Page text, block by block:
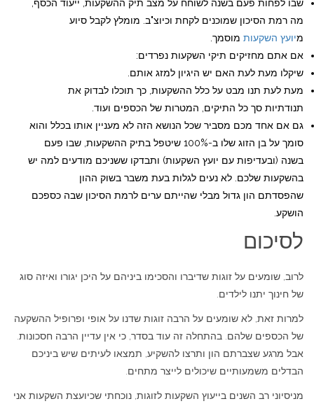
שבו לפחות פעם בשנה לשוחח על מצב תיק ההשקעות, ייעוד הכסף,
מה רמת הסיכון שמוכנים לקחת וכיוצ"ב. מומלץ לקבל סיוע
מיועץ השקעות מוסמך.
אם אתם מחזיקים תיקי השקעות נפרדים:
שיקלו מעת לעת האם יש היגיון למזג אותם.
מעת לעת תנו מבט על כלל ההשקעות, כך תוכלו לבדוק את
תנודתיות סך כל התיקים, המטרות של הכספים ועוד.
גם אם אחד מכם מסביר שכל הנושא הזה לא מעניין אותו בכלל והוא
סומך על בן הזוג שלו ב-100% שיטפל בתיק ההשקעות, שבו פעם
בשנה (ובעדיפות עם יועץ השקעות) ותבדקו ששניכם מודעים למה יש
בהשקעות שלכם. לא נעים לגלות בעת משבר בשוק ההון
שהפסדתם הון גדול מבלי שהייתם ערים לרמת הסיכון שבה כספכם
הושקע.
לסיכום
לרוב, שומעים על זוגות שדיברו והסכימו ביניהם על היכן יגורו ואיזה סוג
של חינוך יתנו לילדים.
למרות זאת, לא שומעים על הרבה זוגות שדנו על אופי ופרופיל ההשקעה
של הכספים שלהם. בהתחלה זה עוד בסדר, כי אין עדיין הרבה חסכונות.
אבל מרגע שצברתם הון ותרצו להשקיע, תמצאו לעיתים שיש ביניכם
הבדלים משמעותיים שיכולים לייצר מתחים.
מניסיוני רב השנים בייעוץ השקעות לזוגות, נוכחתי שכיועצת השקעות אני